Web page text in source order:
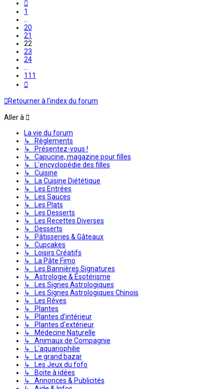
1
20
21
22
23
24
111
Retourner à l’index du forum
Aller à
La vie du forum
↳ Règlements
↳ Présentez-vous !
↳ Capucine, magazine pour filles
↳ L'encyclopédie des filles
↳ Cuisine
↳ La Cuisine Diététique
↳ Les Entrées
↳ Les Sauces
↳ Les Plats
↳ Les Desserts
↳ Les Recettes Diverses
↳ Desserts
↳ Pâtisseries & Gâteaux
↳ Cupcakes
↳ Loisirs Créatifs
↳ La Pâte Fimo
↳ Les Bannières Signatures
↳ Astrologie & Ésotérisme
↳ Les Signes Astrologiques
↳ Les Signes Astrologiques Chinois
↳ Les Rêves
↳ Plantes
↳ Plantes d'intérieur
↳ Plantes d'extérieur
↳ Médecine Naturelle
↳ Animaux de Compagnie
↳ L'aquariophilie
↳ Le grand bazar
↳ Les Jeux du fofo
↳ Boite à idées
↳ Annonces & Publicités